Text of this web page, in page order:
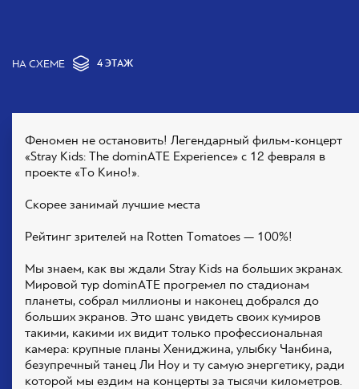
НА СХЕМЕ 4 ЭТАЖ
Феномен не остановить! Легендарный фильм-концерт
«Stray Kids: The dominATE Experience» с 12 февраля в
проекте «То Кино!».
Скорее занимай лучшие места
Рейтинг зрителей на Rotten Tomatoes — 100%!
Мы знаем, как вы ждали Stray Kids на больших экранах.
Мировой тур dominATE прогремел по стадионам
планеты, собрал миллионы и наконец добрался до
больших экранов. Это шанс увидеть своих кумиров
такими, какими их видит только профессиональная
камера: крупные планы Хениджина, улыбку Чанбина,
безупречный танец Ли Ноу и ту самую энергетику, ради
которой мы ездим на концерты за тысячи километров.